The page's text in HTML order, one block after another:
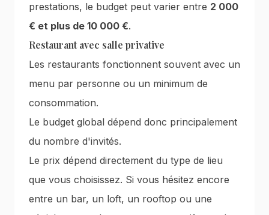
prestations, le budget peut varier entre 2 000
€ et plus de 10 000 €.
Restaurant avec salle privative
Les restaurants fonctionnent souvent avec un
menu par personne ou un minimum de
consommation.
Le budget global dépend donc principalement
du nombre d'invités.
Le prix dépend directement du type de lieu
que vous choisissez. Si vous hésitez encore
entre un bar, un loft, un rooftop ou une